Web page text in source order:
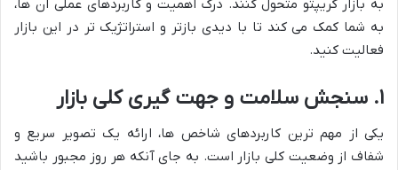
به بازار کریپتو متحول کنند. درک اهمیت و کاربردهای عملی آن ها،
به شما کمک می کند تا با دیدی بازتر و استراتژیک تر در این بازار
فعالیت کنید.
۱. سنجش سلامت و جهت گیری کلی بازار
یکی از مهم ترین کاربردهای شاخص ها، ارائه یک تصویر سریع و
شفاف از وضعیت کلی بازار است. به جای آنکه هر روز مجبور باشید